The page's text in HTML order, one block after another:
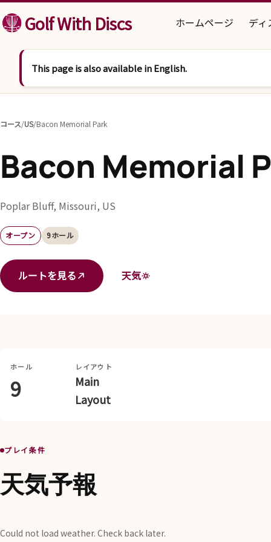
コンテンツへスキップ
Golf With Discs ホームページ デ
This page is also available in English.
コース/US/Bacon Memorial Park
Bacon Memorial
Poplar Bluff, Missouri, US
オープン 9ホール
ルートを見る 天気
ホール
9
レイアウト
Main
Layout
プレイ条件
天気予報
Could not load weather. Check back later.